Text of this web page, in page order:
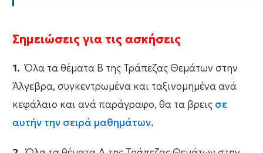
Σημειώσεις για τις ασκήσεις
1. Όλα τα θέματα Β της Τράπεζας Θεμάτων στην
Άλγεβρα, συγκεντρωμένα και ταξινομημένα ανά
κεφάλαιο και ανά παράγραφο, θα τα βρεις σε
αυτήν την σειρά μαθημάτων.